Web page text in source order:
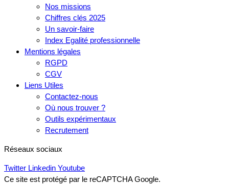
Nos missions
Chiffres clés 2025
Un savoir-faire
Index Egalité professionnelle
Mentions légales
RGPD
CGV
Liens Utiles
Contactez-nous
Où nous trouver ?
Outils expérimentaux
Recrutement
Réseaux sociaux
Twitter Linkedin Youtube
Ce site est protégé par le reCAPTCHA Google.